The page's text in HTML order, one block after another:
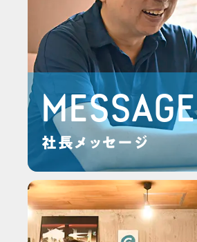
MESSAGE
社長メッセージ